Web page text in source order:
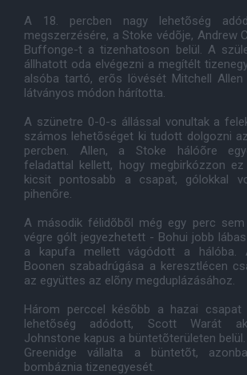
A 18. percben nagy lehetõség
megszerzésére, a Stoke védõje, Andrew
Buffonge-t a tizenhatoson belül. A
állhatott oda elvégezni a megítélt
alsóba tartó, erõs lövését Mitchell Allen
látványos módon hárította.
A szünetre 0-0-s állással vonultak a
számos lehetõséget ki tudott dolgozni
percben. Allen, a Stoke hálóõre
feladattal kellett, hogy megbirkózzon
kicsit pontosabb a csapat, gólokkal
pihenõre.
A második félidõbõl még egy perc
végre gólt jegyezhetett - Bohui jobb
a kapufa mellett vágódott a hálóba.
Boonen szabadrúgása a keresztlécen
az együttes az elõny megduplázásához.
Három perccel késõbb a hazai csapat
lehetõség adódott, Scott Warát
Johnstone kapus a büntetõterületen
Greenidge vállalta a büntetõt,
bombáznia tizenegyesét.